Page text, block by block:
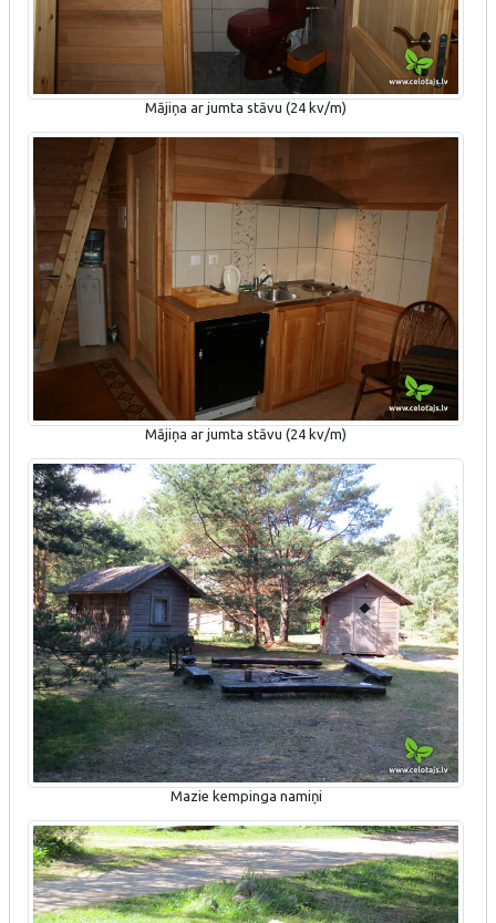
Mājiņa ar jumta stāvu (24 kv/m)
Mājiņa ar jumta stāvu (24 kv/m)
Mazie kempinga namiņi